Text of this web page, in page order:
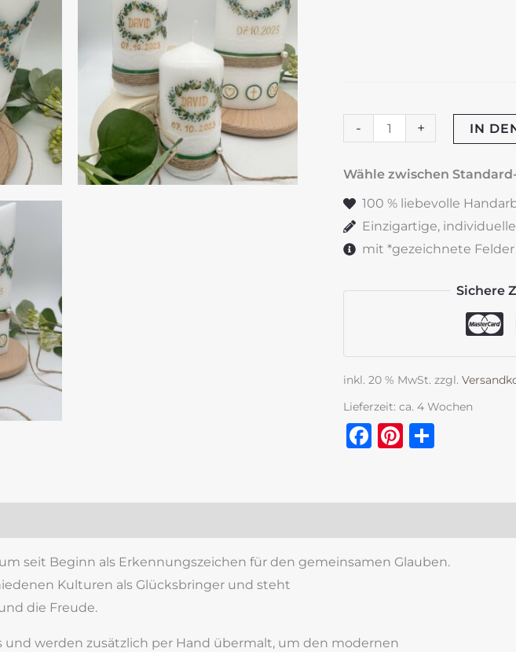
-
Taufkerze
Fish"
+ IN
Wähle zwischen
100 % liebevolle
Einzigartige,
mit *gezeichnete
Sichere
inkl. 20 % MwSt. zzgl.
Lieferzeit: ca. 4 Wochen
Facebook
Pinterest
seit Beginn als Erkennungszeichen für den gemeinsamen Glauben.
Kulturen als Glücksbringer und steht
die Freude.
und werden zusätzlich per Hand übermalt, um den modernen